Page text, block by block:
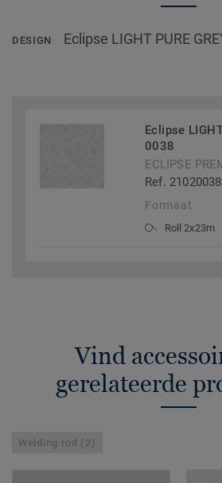
DESIGN Eclipse LIGHT PURE
Eclipse
0038
ECLIPSE
Ref. 21020038
Formaat
Roll 2x23m
Vind
gerelateerde
Welding rod (2)